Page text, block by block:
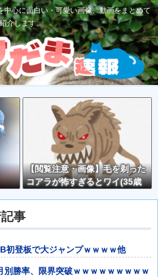
心に面白い・可愛い画像、動画をまとめて
紹介します。
【閲覧注意・画像】毛を剃った
コアラが怖すぎるとワイ(35歳
事
初登板で大ジャンプｗｗｗｗ他
勝率、限界突破ｗｗｗｗｗｗｗｗｗ